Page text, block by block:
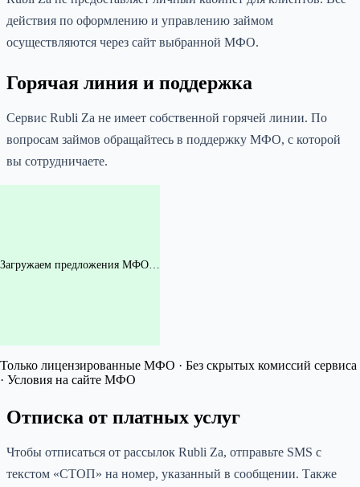
действия по оформлению и управлению займом
осуществляются через сайт выбранной МФО.
Горячая линия и поддержка
Сервис Rubli Za не имеет собственной горячей линии. По
вопросам займов обращайтесь в поддержку МФО, с которой
вы сотрудничаете.
Загружаем предложения МФО…
Только лицензированные МФО · Без скрытых комиссий сервиса
· Условия на сайте МФО
Отписка от платных услуг
Чтобы отписаться от рассылок Rubli Za, отправьте SMS с
текстом «СТОП» на номер, указанный в сообщении. Также